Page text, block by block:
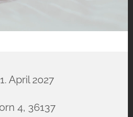
April 2027
4, 36137